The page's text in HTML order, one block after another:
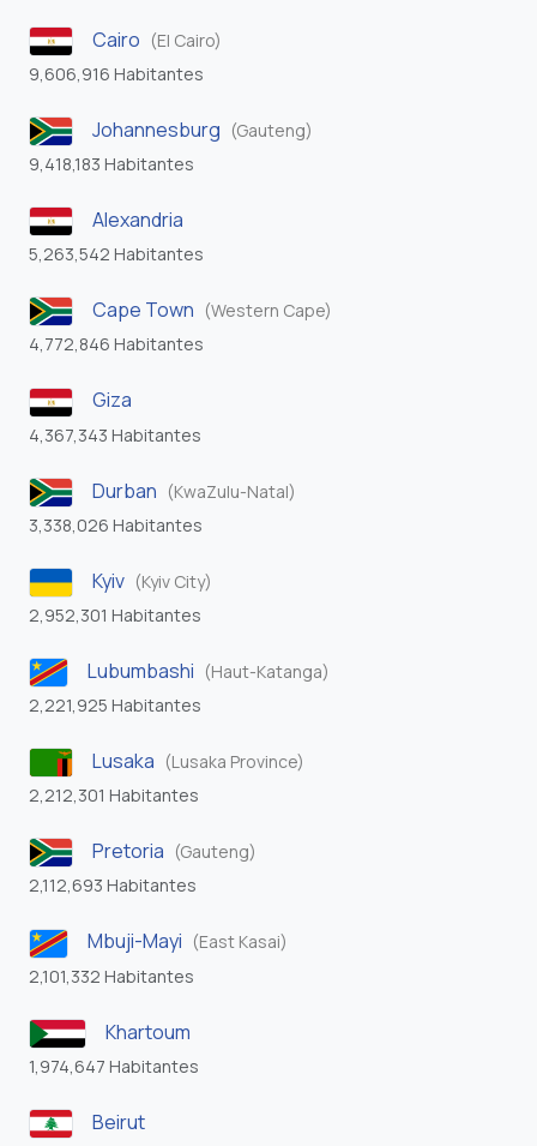
Cairo (El Cairo)
9,606,916 Habitantes
Johannesburg (Gauteng)
9,418,183 Habitantes
Alexandria
5,263,542 Habitantes
Cape Town (Western Cape)
4,772,846 Habitantes
Giza
4,367,343 Habitantes
Durban (KwaZulu-Natal)
3,338,026 Habitantes
Kyiv (Kyiv City)
2,952,301 Habitantes
Lubumbashi (Haut-Katanga)
2,221,925 Habitantes
Lusaka (Lusaka Province)
2,212,301 Habitantes
Pretoria (Gauteng)
2,112,693 Habitantes
Mbuji-Mayi (East Kasai)
2,101,332 Habitantes
Khartoum
1,974,647 Habitantes
Beirut